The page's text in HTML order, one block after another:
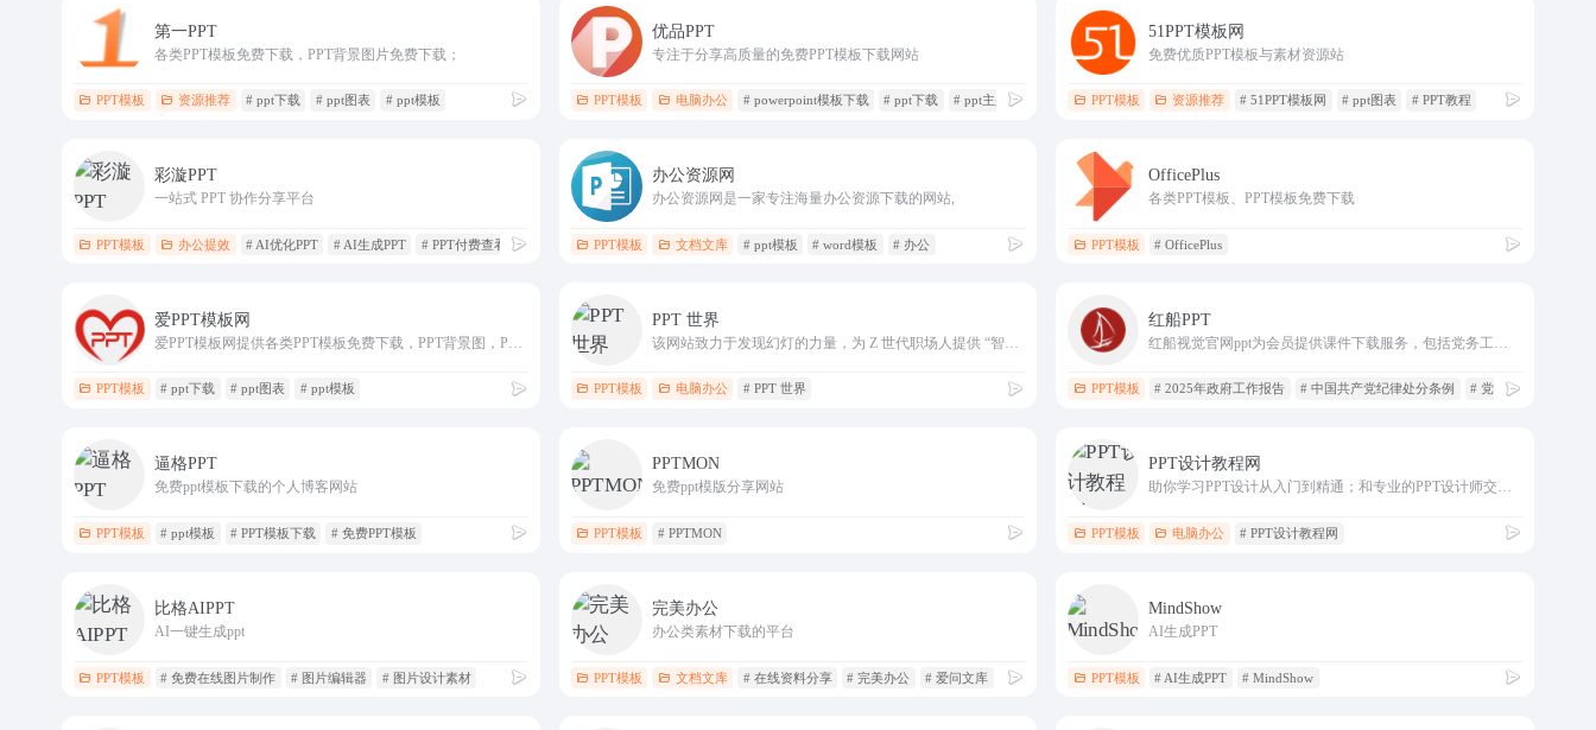
第一PPT
各类PPT模板免费下载，PPT背景图片免费下载；
PPT模板 资源推荐 # ppt下载 # ppt图表 # ppt模板
优品PPT
专注于分享高质量的免费PPT模板下载网站
PPT模板 电脑办公 # powerpoint模板下载 # ppt下载 # ppt主题
51PPT模板网
免费优质PPT模板与素材资源站
PPT模板 资源推荐 # 51PPT模板网 # ppt图表 # PPT教程
彩漩PPT
一站式 PPT 协作分享平台
PPT模板 办公提效 # AI优化PPT # AI生成PPT # PPT付费查看
办公资源网
办公资源网是一家专注海量办公资源下载的网站,
PPT模板 文档文库 # ppt模板 # word模板 # 办公
OfficePlus
各类PPT模板、PPT模板免费下载
PPT模板 # OfficePlus
爱PPT模板网
爱PPT模板网提供各类PPT模板免费下载，PPT背景图，PPT素材，PPT背景，免费PPT模板下载，PPT图表，精美PPT下载，PPT课件下载，PPT背景图片免费下载
PPT模板 # ppt下载 # ppt图表 # ppt模板
PPT 世界
该网站致力于发现幻灯的力量，为 Z 世代职场人提供 “智办公” 解决方案
PPT模板 电脑办公 # PPT 世界
红船PPT
红船视觉官网ppt为会员提供课件下载服务，包括党务工作、廉政党课、红色故事、法制教育、党建团建等主题，为支部书记讲党课提供ppt课件和专题党课材料。
PPT模板 # 2025年政府工作报告 # 中国共产党纪律处分条例 # 党课讲稿
逼格PPT
免费ppt模板下载的个人博客网站
PPT模板 # ppt模板 # PPT模板下载 # 免费PPT模板
PPTMON
免费ppt模版分享网站
PPT模板 # PPTMON
PPT设计教程网
助你学习PPT设计从入门到精通；和专业的PPT设计师交流，
PPT模板 电脑办公 # PPT设计教程网
比格AIPPT
AI一键生成ppt
PPT模板 # 免费在线图片制作 # 图片编辑器 # 图片设计素材
完美办公
办公类素材下载的平台
PPT模板 文档文库 # 在线资料分享 # 完美办公 # 爱问文库
MindShow
AI生成PPT
PPT模板 # AI生成PPT # MindShow